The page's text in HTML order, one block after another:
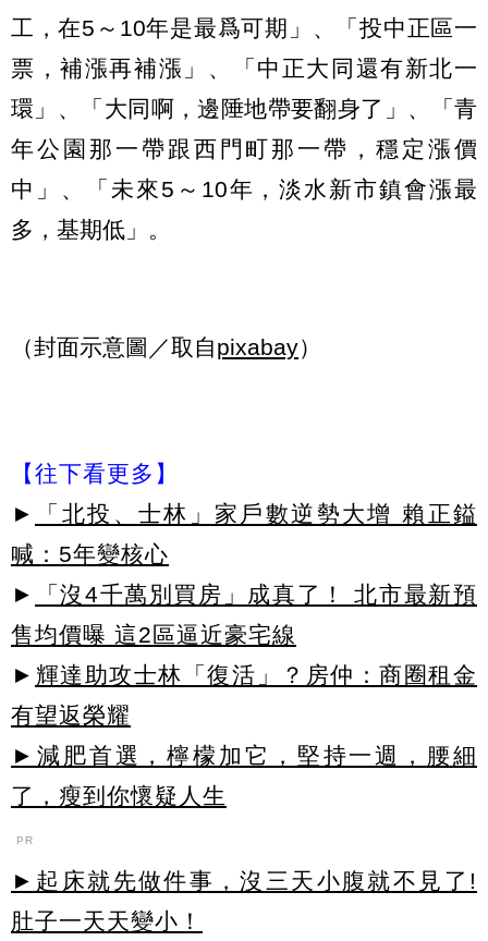
工，在5～10年是最爲可期」、「投中正區一
票，補漲再補漲」、「中正大同還有新北一
環」、「大同啊，邊陲地帶要翻身了」、「青
年公園那一帶跟西門町那一帶，穩定漲價
中」、「未來5～10年，淡水新市鎮會漲最
多，基期低」。
（封面示意圖／取自pixabay）
【往下看更多】
►
「北投、士林」家戶數逆勢大增 賴正鎰
喊：5年變核心
►
「沒4千萬別買房」成真了！ 北市最新預
售均價曝 這2區逼近豪宅線
► 輝達助攻士林「復活」？房仲：商圈租金
有望返榮耀
►減肥首選，檸檬加它，堅持一週，腰細
了，瘦到你懷疑人生
PR
►起床就先做件事，沒三天小腹就不見了!
肚子一天天變小！